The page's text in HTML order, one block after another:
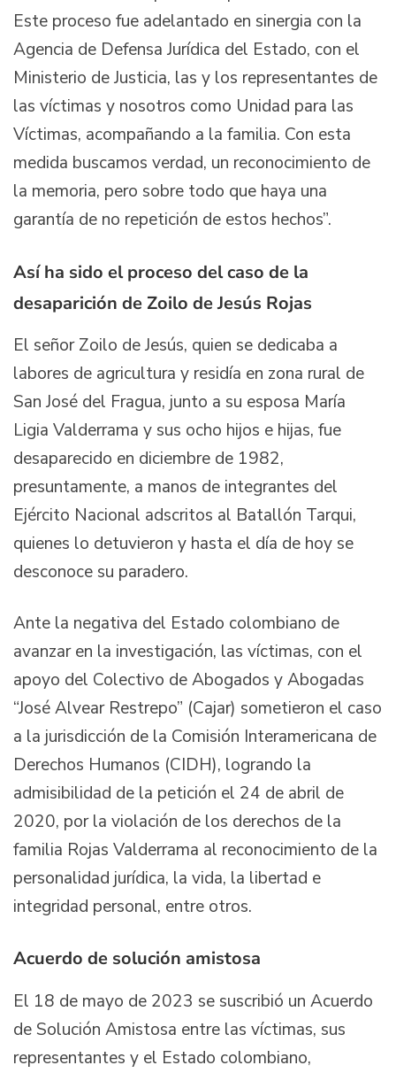
Este proceso fue adelantado en sinergia con la
Agencia de Defensa Jurídica del Estado, con el
Ministerio de Justicia, las y los representantes de
las víctimas y nosotros como Unidad para las
Víctimas, acompañando a la familia. Con esta
medida buscamos verdad, un reconocimiento de
la memoria, pero sobre todo que haya una
garantía de no repetición de estos hechos”.
Así ha sido el proceso del caso de la
desaparición de Zoilo de Jesús Rojas
El señor Zoilo de Jesús, quien se dedicaba a
labores de agricultura y residía en zona rural de
San José del Fragua, junto a su esposa María
Ligia Valderrama y sus ocho hijos e hijas, fue
desaparecido en diciembre de 1982,
presuntamente, a manos de integrantes del
Ejército Nacional adscritos al Batallón Tarqui,
quienes lo detuvieron y hasta el día de hoy se
desconoce su paradero.
Ante la negativa del Estado colombiano de
avanzar en la investigación, las víctimas, con el
apoyo del Colectivo de Abogados y Abogadas
“José Alvear Restrepo” (Cajar) sometieron el caso
a la jurisdicción de la Comisión Interamericana de
Derechos Humanos (CIDH), logrando la
admisibilidad de la petición el 24 de abril de
2020, por la violación de los derechos de la
familia Rojas Valderrama al reconocimiento de la
personalidad jurídica, la vida, la libertad e
integridad personal, entre otros.
Acuerdo de solución amistosa
El 18 de mayo de 2023 se suscribió un Acuerdo
de Solución Amistosa entre las víctimas, sus
representantes y el Estado colombiano,